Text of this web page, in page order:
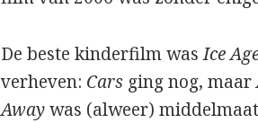
De beste kinderfilm wasIce
verheven: Cars ging nog, maar
Awaywas (alweer)